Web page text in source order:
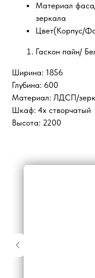
Материал
зеркала
Цвет(Корпус/
Гаскон пайн/
Ширина: 1856
Глубина: 600
Материал: ЛДСП/
Шкаф: 4х створчатый
Высота: 2200